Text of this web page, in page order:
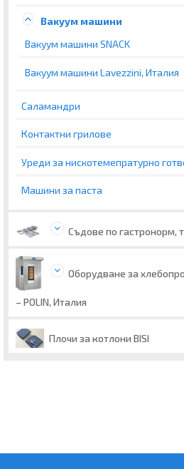
Вакуум машини
Вакуум машини SNACK
Вакуум машини Lavezzini, Италия
Саламандри
Контактни грилове
Уреди за нискотемепратурно
Машини за паста
Съдове по гастронорм,
Оборудване за
– POLIN, Италия
Плочи за котлони BISI